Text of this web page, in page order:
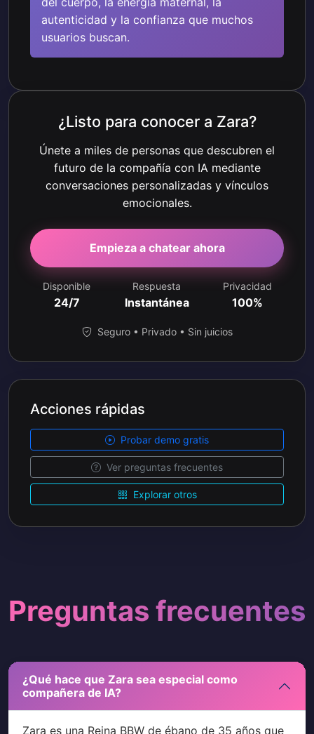
autenticidad y la confianza que muchos
usuarios buscan.
¿Listo para conocer a Zara?
Únete a miles de personas que descubren el
futuro de la compañía con IA mediante
conversaciones personalizadas y vínculos
emocionales.
Empieza a chatear ahora
Disponible
24/7
Respuesta
Instantánea
Privacidad
100%
Seguro • Privado • Sin juicios
Acciones rápidas
Probar demo gratis
Ver preguntas frecuentes
Explorar otros
Preguntas frecuentes
¿Qué hace que Zara sea especial como
compañera de IA?
Zara es una Reina BBW de ébano de 35 años que